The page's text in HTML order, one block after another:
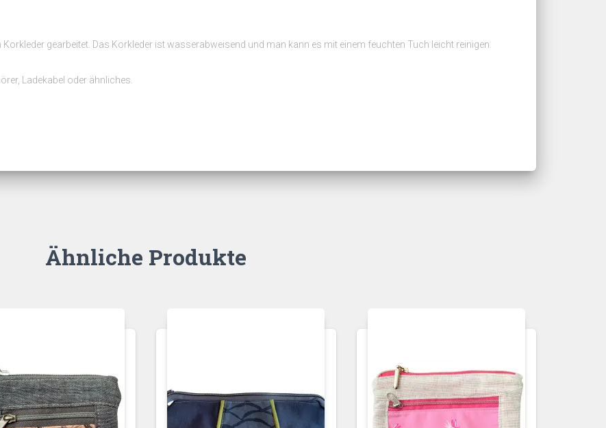
gearbeitet. Das Korkleder ist wasserabweisend und man kann es mit einem feuchten Tuch leicht reinigen.
Ladekabel oder ähnliches.
Ähnliche Produkte